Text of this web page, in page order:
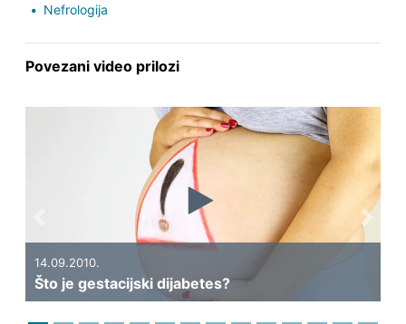
Nefrologija
Povezani video prilozi
14.09.2010.
Što je gestacijski dijabetes?